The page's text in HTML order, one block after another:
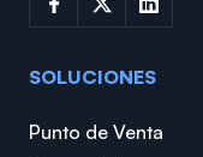
SOLUCIONES
Punto de Venta